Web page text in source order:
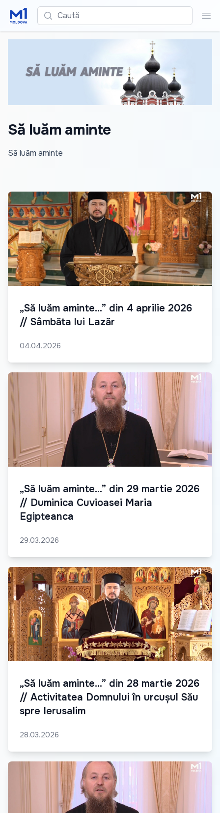
Caută
Să luăm aminte
Să luăm aminte
„Să luăm aminte...” din 4 aprilie 2026
// Sâmbăta lui Lazăr
04.04.2026
„Să luăm aminte...” din 29 martie 2026
// Duminica Cuvioasei Maria
Egipteanca
29.03.2026
„Să luăm aminte...” din 28 martie 2026
// Activitatea Domnului în urcușul Său
spre Ierusalim
28.03.2026